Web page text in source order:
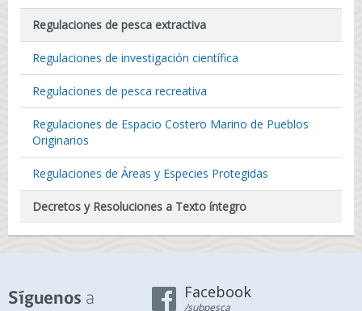
Regulaciones de pesca extractiva
Regulaciones de investigación científica
Regulaciones de pesca recreativa
Regulaciones de Espacio Costero Marino de Pueblos
Originarios
Regulaciones de Áreas y Especies Protegidas
Decretos y Resoluciones a Texto íntegro
Síguenos a
Facebook
/subpesca